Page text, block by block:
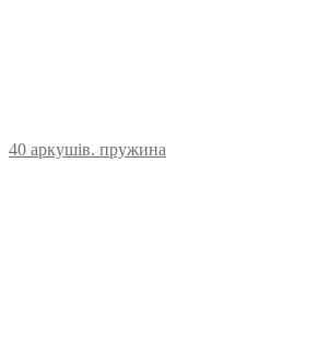
40 аркушів. пружина